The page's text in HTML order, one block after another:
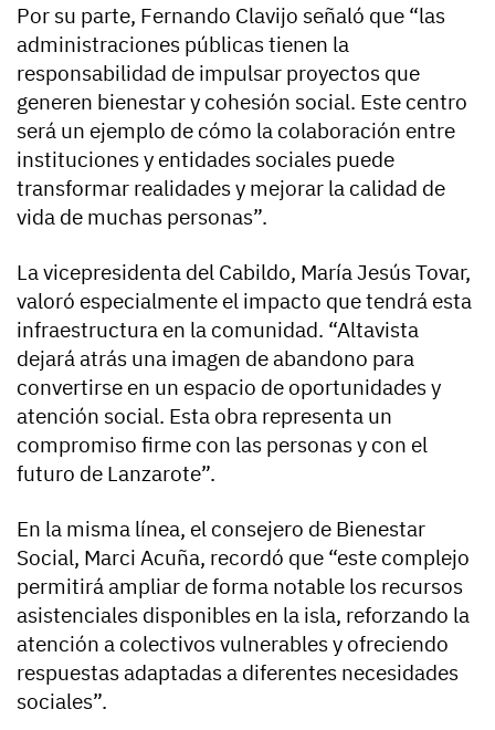
Por su parte, Fernando Clavijo señaló que “las
administraciones públicas tienen la
responsabilidad de impulsar proyectos que
generen bienestar y cohesión social. Este centro
será un ejemplo de cómo la colaboración entre
instituciones y entidades sociales puede
transformar realidades y mejorar la calidad de
vida de muchas personas”.
La vicepresidenta del Cabildo, María Jesús Tovar,
valoró especialmente el impacto que tendrá esta
infraestructura en la comunidad. “Altavista
dejará atrás una imagen de abandono para
convertirse en un espacio de oportunidades y
atención social. Esta obra representa un
compromiso firme con las personas y con el
futuro de Lanzarote”.
En la misma línea, el consejero de Bienestar
Social, Marci Acuña, recordó que “este complejo
permitirá ampliar de forma notable los recursos
asistenciales disponibles en la isla, reforzando la
atención a colectivos vulnerables y ofreciendo
respuestas adaptadas a diferentes necesidades
sociales”.